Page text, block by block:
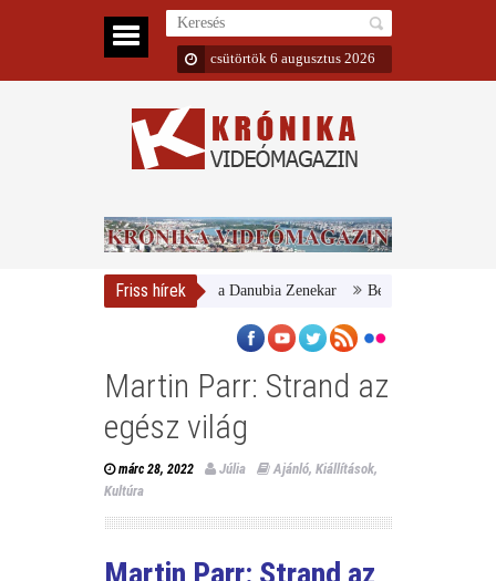
csütörtök 6 augusztus 2026
Friss hírek
Magyar Nemzeti Galéria és a Danubia Zenekar Bemutatta 2024/25-ös
Martin Parr: Strand az
egész világ
márc 28, 2022 Júlia Ajánló, Kiállítások,
Kultúra